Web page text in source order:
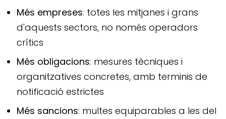
Més empreses: totes les mitjanes i grans
d'aquests sectors, no només operadors
crítics
Més obligacions: mesures tècniques i
organitzatives concretes, amb terminis de
notificació estrictes
Més sancions: multes equiparables a les del